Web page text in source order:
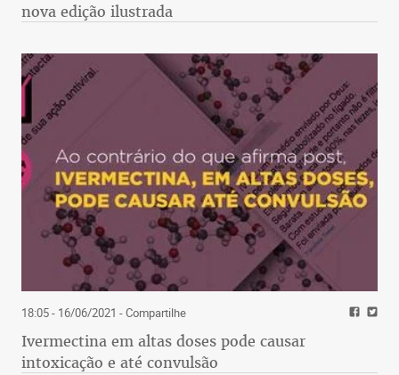
nova edição ilustrada
18:05 - 16/06/2021 - Compartilhe
Ivermectina em altas doses pode causar
intoxicação e até convulsão